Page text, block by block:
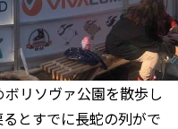
リソヴァ公園を散歩し
とすでに長蛇の列がで